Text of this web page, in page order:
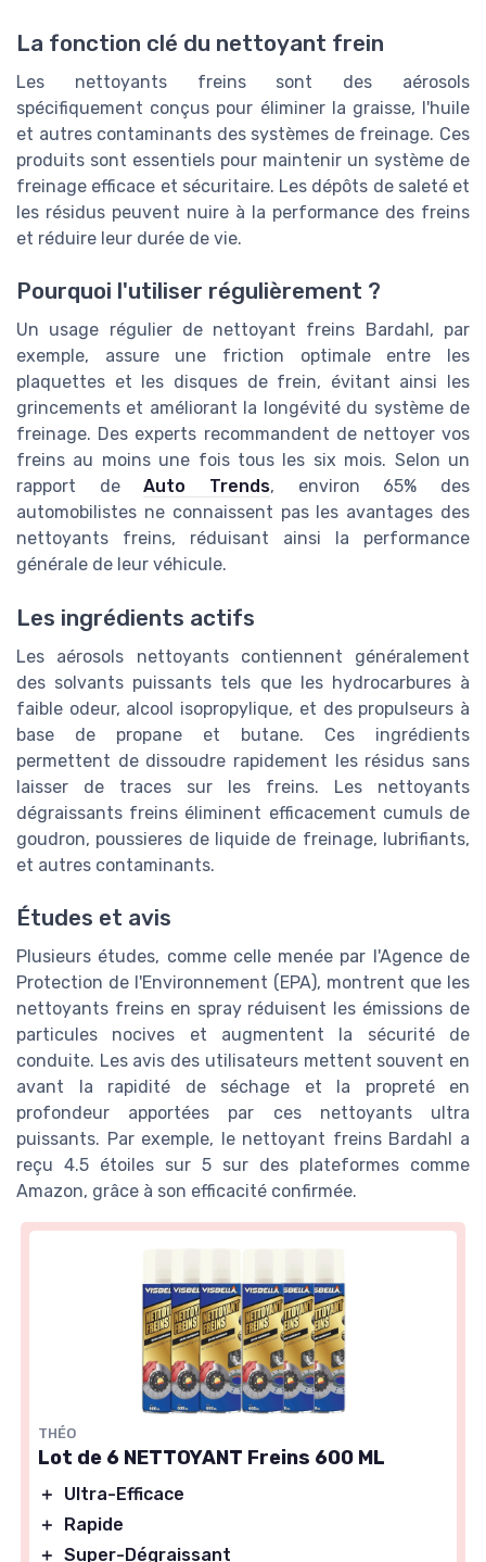
La fonction clé du nettoyant frein
Les nettoyants freins sont des aérosols
spécifiquement conçus pour éliminer la graisse, l'huile
et autres contaminants des systèmes de freinage. Ces
produits sont essentiels pour maintenir un système de
freinage efficace et sécuritaire. Les dépôts de saleté et
les résidus peuvent nuire à la performance des freins
et réduire leur durée de vie.
Pourquoi l'utiliser régulièrement ?
Un usage régulier de nettoyant freins Bardahl, par
exemple, assure une friction optimale entre les
plaquettes et les disques de frein, évitant ainsi les
grincements et améliorant la longévité du système de
freinage. Des experts recommandent de nettoyer vos
freins au moins une fois tous les six mois. Selon un
rapport deAuto Trends, environ 65% des
automobilistes ne connaissent pas les avantages des
nettoyants freins, réduisant ainsi la performance
générale de leur véhicule.
Les ingrédients actifs
Les aérosols nettoyants contiennent généralement
des solvants puissants tels que les hydrocarbures à
faible odeur, alcool isopropylique, et des propulseurs à
base de propane et butane. Ces ingrédients
permettent de dissoudre rapidement les résidus sans
laisser de traces sur les freins. Les nettoyants
dégraissants freins éliminent efficacement cumuls de
goudron, poussieres de liquide de freinage, lubrifiants,
et autres contaminants.
Études et avis
Plusieurs études, comme celle menée par l'Agence de
Protection de l'Environnement (EPA), montrent que les
nettoyants freins en spray réduisent les émissions de
particules nocives et augmentent la sécurité de
conduite. Les avis des utilisateurs mettent souvent en
avant la rapidité de séchage et la propreté en
profondeur apportées par ces nettoyants ultra
puissants. Par exemple, le nettoyant freins Bardahl a
reçu 4.5 étoiles sur 5 sur des plateformes comme
Amazon, grâce à son efficacité confirmée.
THÉO
Lot de 6 NETTOYANT Freins 600 ML
＋
Ultra-Efficace
＋
Rapide
＋ Super-Dégraissant